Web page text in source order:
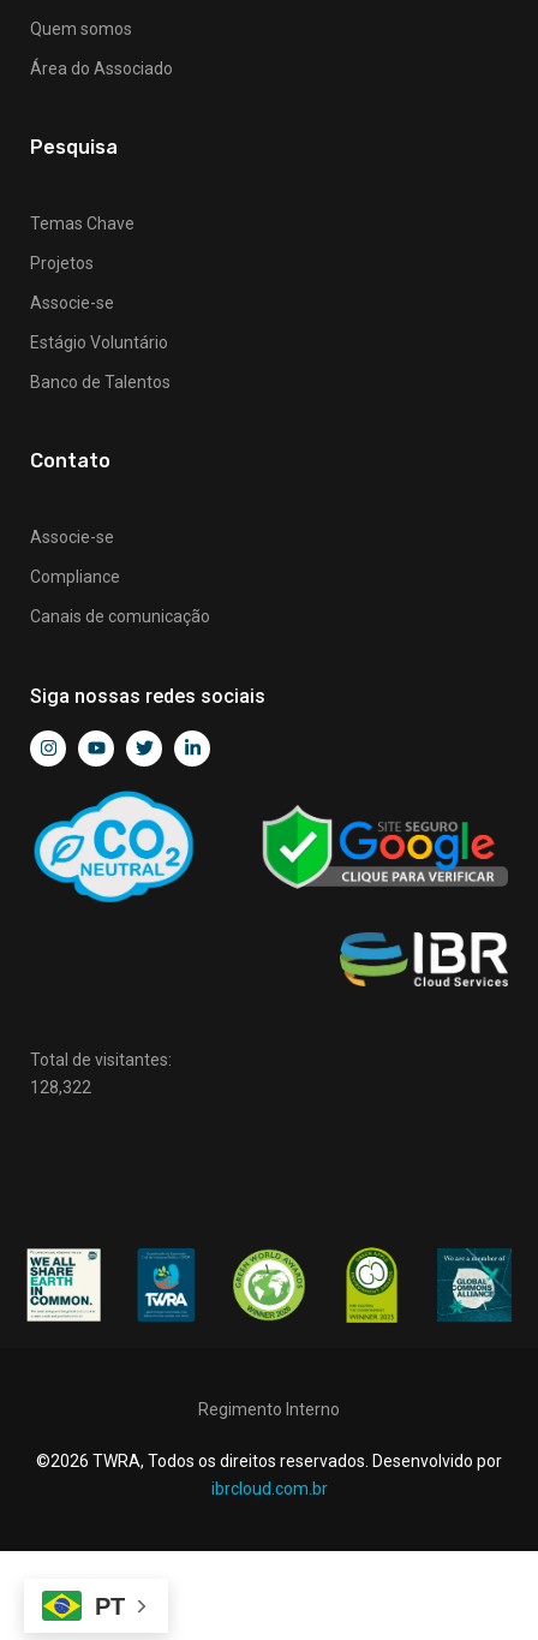
Quem somos
Área do Associado
Pesquisa
Temas Chave
Projetos
Associe-se
Estágio Voluntário
Banco de Talentos
Contato
Associe-se
Compliance
Canais de comunicação
Siga nossas redes sociais
Total de visitantes:
128,322
Regimento Interno
©2026 TWRA, Todos os direitos reservados. Desenvolvido por
ibrcloud.com.br
PT